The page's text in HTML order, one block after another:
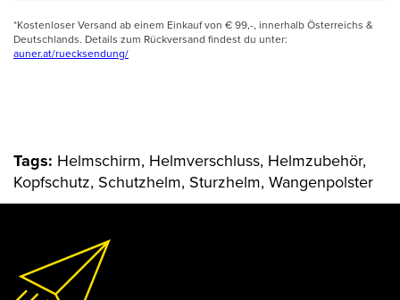
*Kostenloser Versand ab einem Einkauf von € 99,-, innerhalb Österreichs &
Deutschlands. Details zum Rückversand findest du unter:
auner.at/ruecksendung/
Tags: Helmschirm, Helmverschluss, Helmzubehör,
Kopfschutz, Schutzhelm, Sturzhelm, Wangenpolster